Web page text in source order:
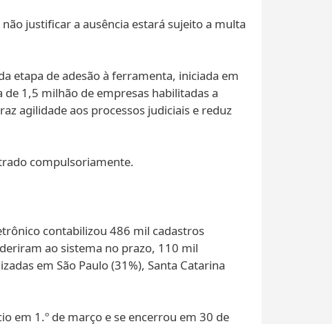
justificar a ausência estará sujeito a multa
etapa de adesão à ferramenta, iniciada em
1,5 milhão de empresas habilitadas a
agilidade aos processos judiciais e reduz
compulsoriamente.
contabilizou 486 mil cadastros
ao sistema no prazo, 110 mil
em São Paulo (31%), Santa Catarina
em 1.º de março e se encerrou em 30 de